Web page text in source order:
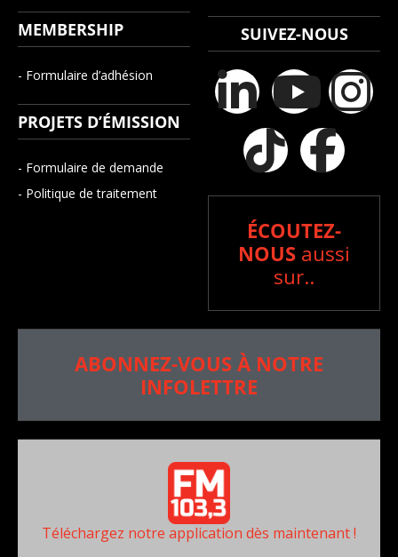
MEMBERSHIP
- Formulaire d’adhésion
PROJETS D’ÉMISSION
- Formulaire de demande
- Politique de traitement
SUIVEZ-NOUS
ÉCOUTEZ-
NOUS aussi
sur..
ABONNEZ-VOUS À NOTRE
INFOLETTRE
Téléchargez notre application dès maintenant !